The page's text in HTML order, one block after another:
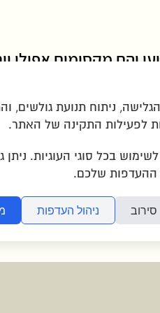
והם מקסימים אפילו
איזור תעשייה שילת ליד
ניתוח תנועת גולשים,
לפעילות התקינה של האתר.
בכל סוגי העוגיות. ניתן
ההעדפות שלכם.
סירוב ניהול העדפות